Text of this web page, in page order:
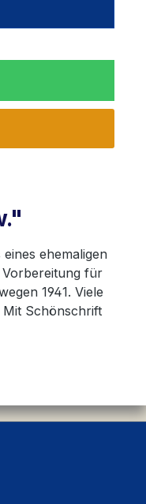
ehemaligen
für
1941. Viele
Mit Schönschrift